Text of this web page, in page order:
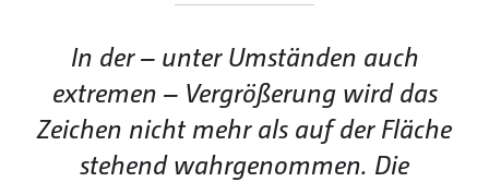
In der – unter Umständen auch
extremen – Vergrößerung wird das
Zeichen nicht mehr als auf der Fläche
stehend wahrgenommen. Die